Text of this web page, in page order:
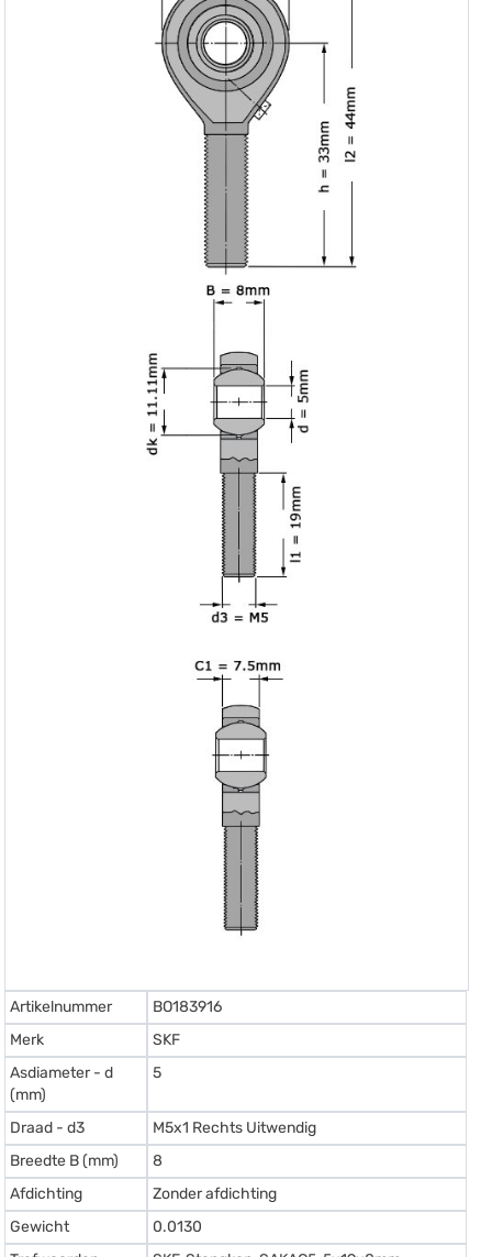
Artikelnummer
BO183916
Merk
SKF
Asdiameter - d
(mm)
5
Draad - d3
M5x1 Rechts Uitwendig
Breedte B (mm)
8
Afdichting
Zonder afdichting
Gewicht
0.0130